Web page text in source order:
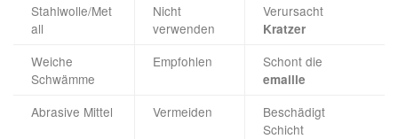
Stahlwolle/Met
all
Nicht
verwenden
Verursacht
Kratzer
Weiche
Schwämme
Empfohlen Schont die
emaille
Abrasive Mittel Vermeiden
Beschädigt
Schicht